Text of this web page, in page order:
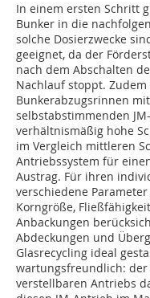
In einem ersten Schritt
Bunker in die
solche Dosierzwecke
geeignet, da der
nach dem Abschalten
Nachlauf stoppt. Zudem
Bunkerabzugsrinnen
selbstabstimmenden
verhältnismäßig hohe
im Vergleich mittleren
Antriebssystem für
Austrag. Für ihren
verschiedene
Korngröße,
Anbackungen
Abdeckungen und
Glasrecycling ideal
wartungsfreundlich: der
verstellbaren Antriebs